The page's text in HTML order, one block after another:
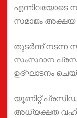
എന്നിവയോടെ
സമാജം അക്ഷയ
തുടർന്ന് നടന്ന
സംസ്ഥാന
ഉദ്ഘാടനം
യൂണിറ്റ്
അധ്യക്ഷത